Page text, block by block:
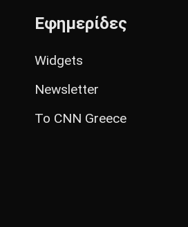
Εφημερίδες
Widgets
Newsletter
Το CNN Greece